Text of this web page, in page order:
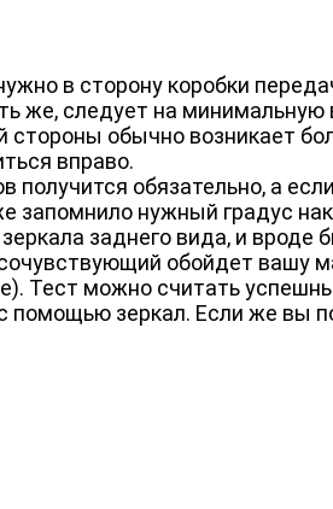
в сторону коробки
же, следует на
стороны обычно возникает
вправо.
получится обязательно, а
запомнило нужный градус
заднего вида, и вроде
обойдет вашу
Тест можно считать
помощью зеркал. Если же вы